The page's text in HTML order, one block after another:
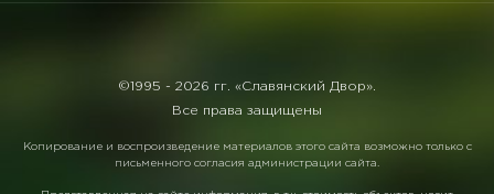
©1995 - 2026 гг. «Славянский Двор».
Все права защищены
Копирование и воспроизведение материалов этого сайта возможно только с
письменного согласия администрации сайта.